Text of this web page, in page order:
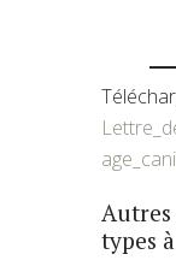
types